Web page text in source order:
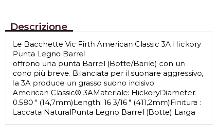
Descrizione
Le Bacchette Vic Firth American Classic 3A Hickory
Punta Legno Barrel
offrono una punta Barrel (Botte/Barile) con un
cono più breve. Bilanciata per il suonare aggressivo,
la 3A produce un grasso suono incisivo.
American Classic® 3AMateriale: HickoryDiameter:
0.580 " (14,7mm)Length: 16 3/16 " (411,2mm)Finitura :
Laccata NaturalPunta Legno Barrel (Botte) Larga